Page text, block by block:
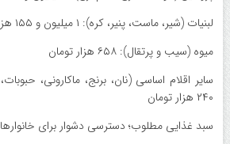
لبنیات (شیر، ماست، پنیر، کره): ۱ میلیون و ۱۵۵ هزار تومان
میوه (سیب و پرتقال): ۶۵۸ هزار تومان
۲۴۰ هزار تومان
سبد غذایی مطلوب؛ دسترسی دشوار برای خانوارها